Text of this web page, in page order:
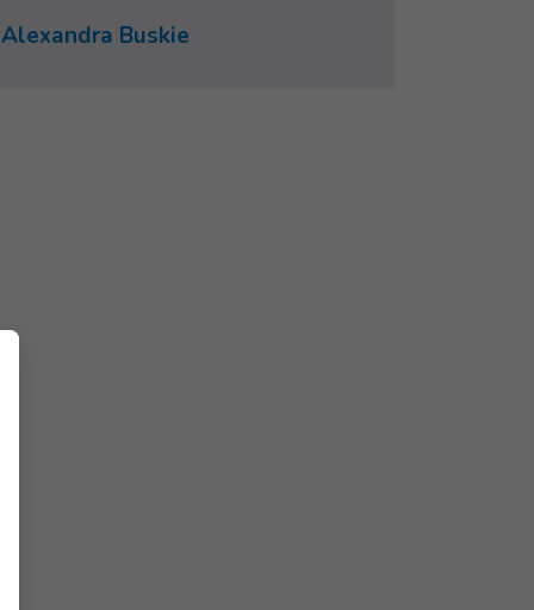
Alexandra Buskie